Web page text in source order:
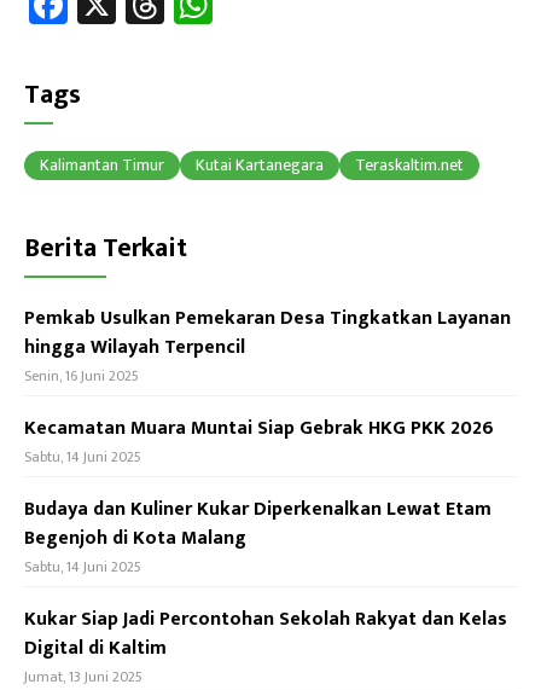
ce
b
o
ok
hr
p
p
Tags
Kalimantan Timur Kutai Kartanegara Teraskaltim.net
Berita Terkait
Pemkab Usulkan Pemekaran Desa Tingkatkan Layanan
hingga Wilayah Terpencil
Senin, 16 Juni 2025
Kecamatan Muara Muntai Siap Gebrak HKG PKK 2026
Sabtu, 14 Juni 2025
Budaya dan Kuliner Kukar Diperkenalkan Lewat Etam
Begenjoh di Kota Malang
Sabtu, 14 Juni 2025
Kukar Siap Jadi Percontohan Sekolah Rakyat dan Kelas
Digital di Kaltim
Jumat, 13 Juni 2025